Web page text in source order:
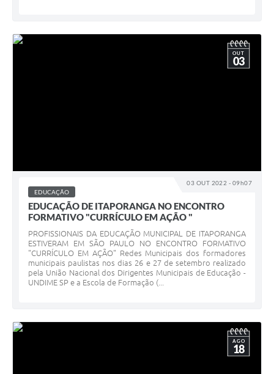
03 OUT 2022 - 09h07
OUT
03
EDUCAÇÃO
EDUCAÇÃO DE ITAPORANGA NO ENCONTRO
FORMATIVO "CURRÍCULO EM AÇÃO "
PROFISSIONAIS DA EDUCAÇÃO MUNICIPAL DE ITAPORANGA
ESTIVERAM EM SÃO PAULO NO ENCONTRO FORMATIVO
"CURRÍCULO EM AÇÃO" Redes Municipais dos formadores
municipais paulistas nos dias 26 e 27 de setembro realizado
pela União Nacional dos Dirigentes Municipais de Educação -
UNDIME SP e a Escola de Formação (...
AGO
18